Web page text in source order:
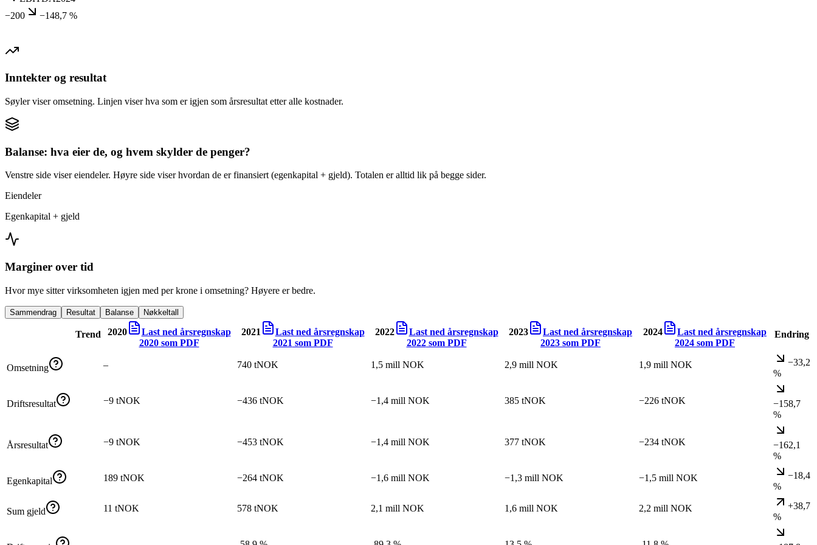
−200
−148,7 %
Inntekter og resultat
Søyler viser omsetning. Linjen viser hva som er igjen som årsresultat etter alle kostnader.
Balanse: hva eier de, og hvem skylder de penger?
Venstre side viser eiendeler. Høyre side viser hvordan de er finansiert (egenkapital + gjeld). Totalen er alltid lik på begge sider.
Eiendeler
Egenkapital + gjeld
Marginer over tid
Hvor mye sitter virksomheten igjen med per krone i omsetning? Høyere er bedre.
Sammendrag Resultat Balanse Nøkkeltall
Trend 2020
Last ned årsregnskap
2020som PDF
2021
Last ned årsregnskap
2021 som PDF
2022
Last ned årsregnskap
2022som PDF
2023
Last ned årsregnskap
2023 som PDF
2024
Last ned årsregnskap
2024 som PDF
Endring
Omsetning – 740 tNOK 1,5 mill NOK 2,9 mill NOK 1,9 mill NOK
−33,2
%
Driftsresultat −9 tNOK −436 tNOK −1,4 mill NOK 385 tNOK −226 tNOK
−158,7
%
Årsresultat −9 tNOK −453 tNOK −1,4 mill NOK 377 tNOK −234 tNOK
−162,1
%
Egenkapital 189 tNOK −264 tNOK −1,6 mill NOK −1,3 mill NOK −1,5 mill NOK
−18,4
%
Sum gjeld 11 tNOK 578 tNOK 2,1 mill NOK 1,6 mill NOK 2,2 mill NOK
+38,7
%